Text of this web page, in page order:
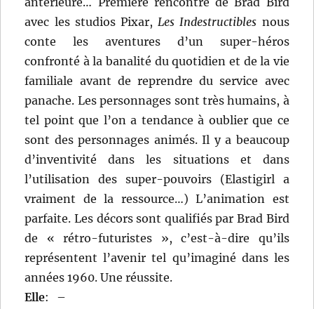
avec les studios Pixar,Les Indestructibles nous
conte les aventures d’un super-héros
confronté à la banalité du quotidien et de la vie
familiale avant de reprendre du service avec
panache. Les personnages sont très humains, à
tel point que l’on a tendance à oublier que ce
sont des personnages animés. Il y a beaucoup
d’inventivité dans les situations et dans
l’utilisation des super-pouvoirs (Elastigirl a
vraiment de la ressource…) L’animation est
parfaite. Les décors sont qualifiés par Brad Bird
de « rétro-futuristes », c’est-à-dire qu’ils
représentent l’avenir tel qu’imaginé dans les
années 1960. Une réussite.
Elle:
–